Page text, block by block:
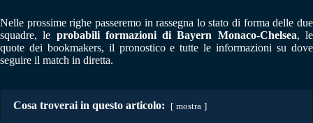
Nelle prossime righe passeremo in rassegna lo stato di forma delle due
squadre, le probabili formazioni di Bayern Monaco-Chelsea, le
quote dei bookmakers, il pronostico e tutte le informazioni su dove
seguire il match in diretta.
Cosa troverai in questo articolo: mostra